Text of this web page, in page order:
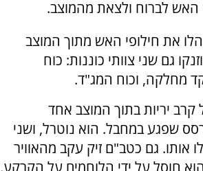
האש לברוח ולצאת מהמוצב.
את חילופי האש מתוך המוצב
גם שני צוותי כוננות: כוח
מחלקה, וכוח המג"ד.
יריות בתוך המוצב אחד
רסס שפגע במחבל. הוא נוטרל, ושני
אותו. גם כטב"ם זיק עקב מהאוויר
חוסל על ידי הלוחמים על הקרקע.